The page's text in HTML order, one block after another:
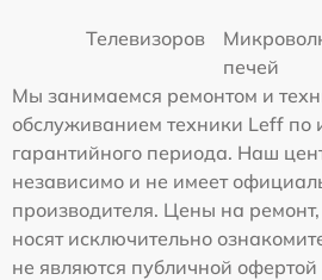
Телевизоров
печей
Мы занимаемся ремонтом и
обслуживанием техники Leff по
гарантийного периода. Наш
независимо и не имеет
производителя. Цены на
носят исключительно
не являются публичной офертой